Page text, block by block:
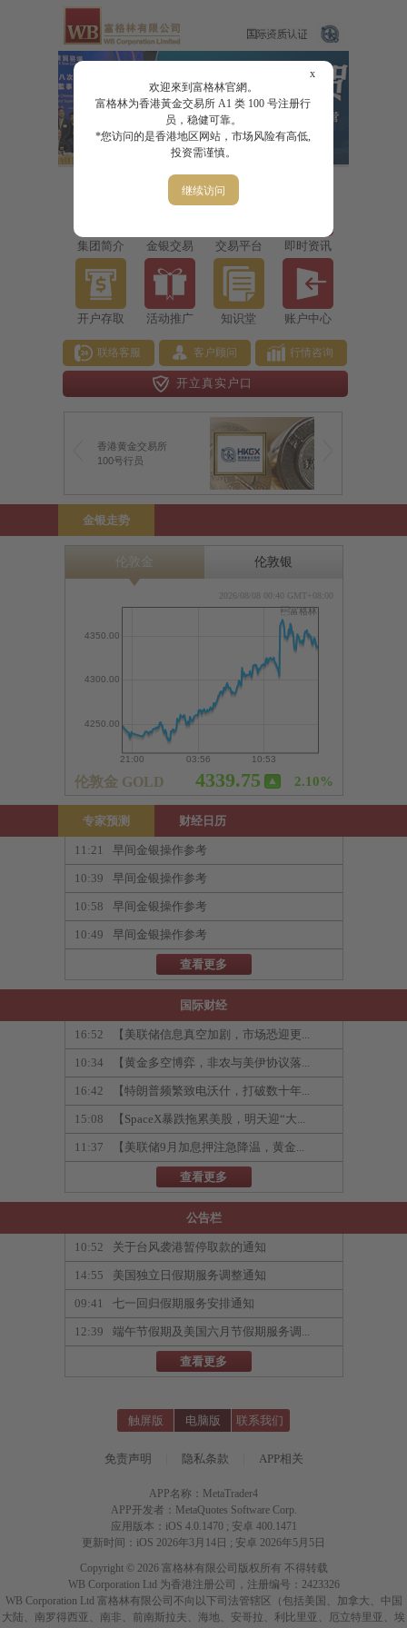
x
欢迎來到富格林官網。
富格林为香港黃金交易所 A1 类 100 号注册行
员，稳健可靠。
*您访问的是香港地区网站，市场风险有高低,
投资需谨慎。
继续访问
集团简介 金银交易 交易平台 即时资讯
开户存取 活动推广 知识堂 账户中心
联络客服 客户顾问 行情咨询
开立真实户口
香港黄金交易所
100号行员
金银走势
专家预测 财经日历
11:21 早间金银操作参考
10:39 早间金银操作参考
10:58 早间金银操作参考
10:49 早间金银操作参考
查看更多
国际财经
16:52 【美联储信息真空加剧，市场恐迎更...
10:34 【黄金多空博弈，非农与美伊协议落...
16:42 【特朗普频繁致电沃什，打破数十年...
15:08 【SpaceX暴跌拖累美股，明天迎“大...
11:37 【美联储9月加息押注急降温，黄金...
查看更多
公告栏
10:52 关于台风袭港暂停取款的通知
14:55 美国独立日假期服务调整通知
09:41 七一回归假期服务安排通知
12:39 端午节假期及美国六月节假期服务调...
查看更多
触屏版 电脑版 联系我们
免责声明 隐私条款 APP相关
APP名称：MetaTrader4
APP开发者：MetaQuotes Software Corp.
应用版本：iOS 4.0.1470 ; 安卓 400.1471
更新时间：iOS 2026年3月14日 ; 安卓 2026年5月5日
Copyright © 2026 富格林有限公司版权所有 不得转载
WB Corporation Ltd 为香港注册公司，注册编号：2423326
WB Corporation Ltd 富格林有限公司不向以下司法管辖区（包括美国、加拿大、中国
大陆、南罗得西亚、南非、前南斯拉夫、海地、安哥拉、利比里亚、厄立特里亚、埃